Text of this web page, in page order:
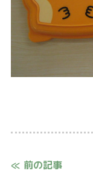
≪ 前の記事